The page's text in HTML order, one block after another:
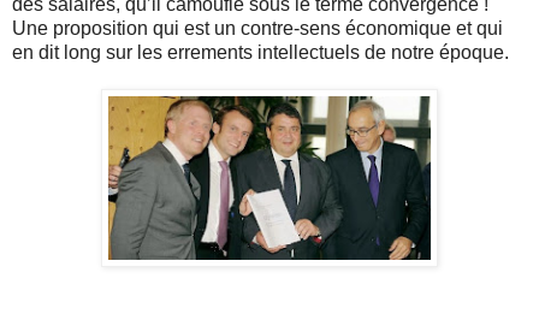
des salaires, qu’il camoufle sous le terme convergence !
Une proposition qui est un contre-sens économique et qui
en dit long sur les errements intellectuels de notre époque.